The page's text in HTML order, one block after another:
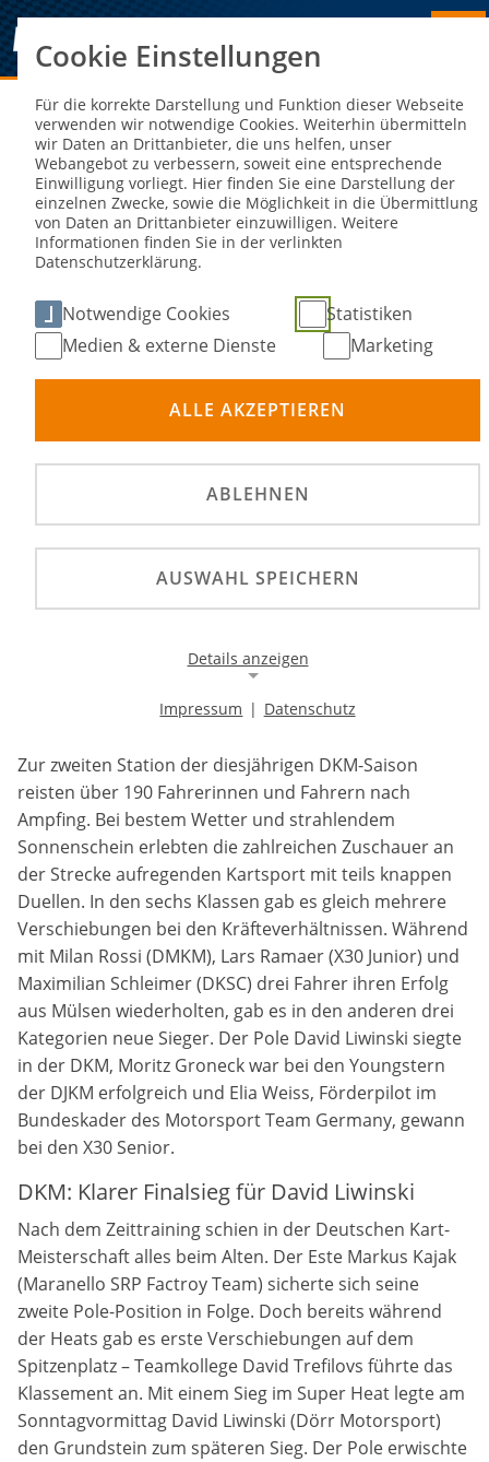
Sie sind hier: NEWS
Deutsche Kart-Meisterschaft erlebt
in Ampfing spannende Rennen und
neue Sieger
©
Teilnehmer in Ampfing an den Start, wobei sowohl
neue als auch alte Sieger sich in den sechs Klassen
Zur zweiten Station der diesjährigen DKM-Saison
reisten über 190 Fahrerinnen und Fahrern nach
Ampfing. Bei bestem Wetter und strahlendem
Sonnenschein erlebten die zahlreichen Zuschauer an
der Strecke aufregenden Kartsport mit teils knappen
Duellen. In den sechs Klassen gab es gleich mehrere
Verschiebungen bei den Kräfteverhältnissen. Während
mit Milan Rossi (DMKM), Lars Ramaer (X30 Junior) und
Maximilian Schleimer (DKSC) drei Fahrer ihren Erfolg
aus Mülsen wiederholten, gab es in den anderen drei
Kategorien neue Sieger. Der Pole David Liwinski siegte
in der DKM, Moritz Groneck war bei den Youngstern
der DJKM erfolgreich und Elia Weiss, Förderpilot im
Bundeskader des Motorsport Team Germany, gewann
bei den X30 Senior.
DKM: Klarer Finalsieg für David Liwinski
Nach dem Zeittraining schien in der Deutschen Kart-
Meisterschaft alles beim Alten. Der Este Markus Kajak
(Maranello SRP Factroy Team) sicherte sich seine
zweite Pole-Position in Folge. Doch bereits während
der Heats gab es erste Verschiebungen auf dem
Spitzenplatz – Teamkollege David Trefilovs führte das
Klassement an. Mit einem Sieg im Super Heat legte am
Sonntagvormittag David Liwinski (Dörr Motorsport)
den Grundstein zum späteren Sieg. Der Pole erwischte
Cookie Einstellungen
Für die korrekte Darstellung und Funktion dieser Webseite
verwenden wir notwendige Cookies. Weiterhin übermitteln
wir Daten an Drittanbieter, die uns helfen, unser
Webangebot zu verbessern, soweit eine entsprechende
Einwilligung vorliegt. Hier finden Sie eine Darstellung der
einzelnen Zwecke, sowie die Möglichkeit in die Übermittlung
von Daten an Drittanbieter einzuwilligen. Weitere
Informationen finden Sie in der verlinkten
Datenschutzerklärung.
Notwendige Cookies
Statistiken
Medien & externe Dienste
Marketing
ALLE AKZEPTIEREN
ABLEHNEN
AUSWAHL SPEICHERN
Details anzeigen
Notwendige Cookies ermöglichen die Kernfunktionalität
einer Website. Sie helfen dabei, die Website nutzbar zu
machen, indem sie grundlegende Funktionen
ermöglichen. Ohne diese Cookies kann die Website nicht
richtig funktionieren.
Background Image
Name:
gw-cookie-bgimage
Anbieter:
DMSB
Zweck:
Dieser Cookie speichert Informationen zu
verwendeten Hintergrundbildern der Website.
Cookie Laufzeit:
Cookie Consent
Name:
cookie_consent
Anbieter:
DMSB
Impressum | Datenschutz